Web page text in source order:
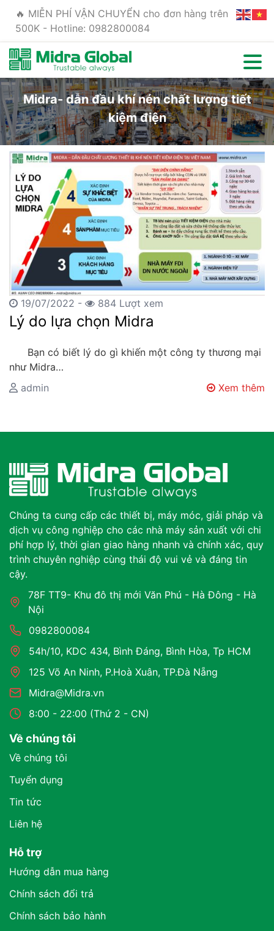
🔥 MIỄN PHÍ VẬN CHUYỂN cho đơn hàng trên
500K - Hotline: 0982800084
Midra- dẫn đầu khí nén chất lượng tiết
kiệm điện
19/07/2022 - 884 Lượt xem
Lý do lựa chọn Midra
Bạn có biết lý do gì khiến một công ty thương mại
như Midra…
admin
Xem thêm
Chúng ta cung cấp các thiết bị, máy móc, giải pháp và
dịch vụ công nghiệp cho các nhà máy sản xuất với chi
phí hợp lý, thời gian giao hàng nhanh và chính xác, quy
trình chuyên nghiệp cùng thái độ vui vẻ và đáng tin
cậy.
78F TT9- Khu đô thị mới Văn Phú - Hà Đông - Hà
Nội
0982800084
54h/10, KDC 434, Bình Đáng, Bình Hòa, Tp HCM
125 Võ An Ninh, P.Hoà Xuân, TP.Đà Nẵng
Midra@Midra.vn
8:00 - 22:00 (Thứ 2 - CN)
Về chúng tôi
Về chúng tôi
Tuyển dụng
Tin tức
Liên hệ
Hỗ trợ
Hướng dẫn mua hàng
Chính sách đổi trả
Chính sách bảo hành